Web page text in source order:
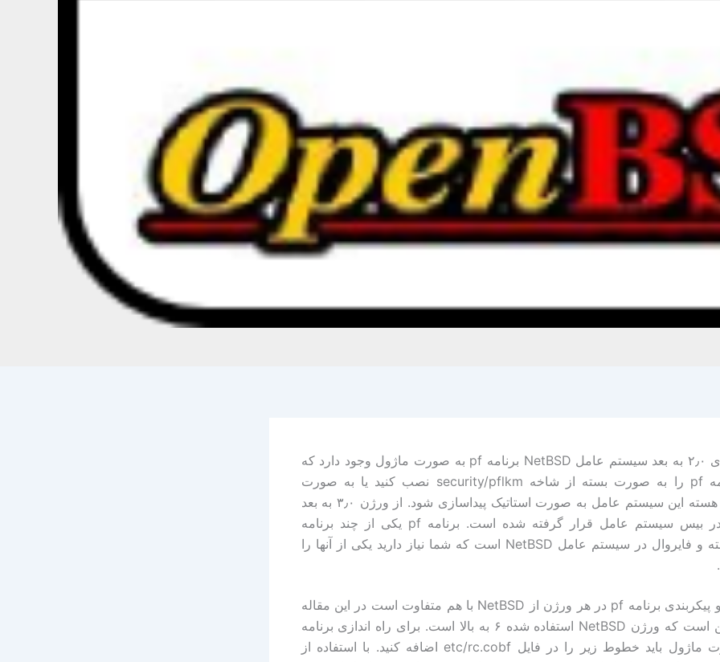
از ورژن های ۲٫۰ به بعد سیستم عامل NetBSD برنامه pf به صورت ماژول وجود دارد که
یا باید برنامه pf را به صورت بسته از شاخه security/pflkm نصب کنید یا به صورت
استاتیک در هسته این سیستم عامل به صورت استاتیک پیداسازی شود. از ورژن ۳٫۰ به بعد
برنامه pf در بیس سیستم عامل قرار گرفته شده است. برنامه pf یکی از چند برنامه
مدیریت بسته و فایروال در سیستم عامل NetBSD است که شما نیاز دارید یکی از آنها را
راه اندازی و پیکربندی برنامه pf در هر ورژن از NetBSD با هم متفاوت است در این مقاله
فرض بر این است که ورژن NetBSD استفاده شده ۶ به بالا است. برای راه اندازی برنامه
pf به صورت ماژول باید خطوط زیر را در فایل etc/rc.cobf اضافه کنید. با استفاده از